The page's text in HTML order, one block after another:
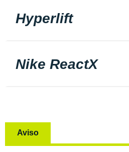
Hyperlift
Nike ReactX
Aviso